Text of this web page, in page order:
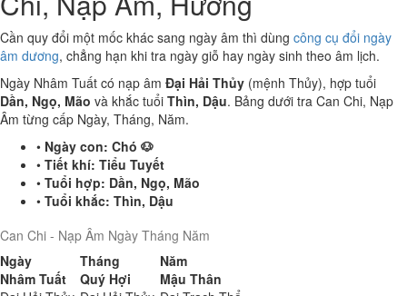
Cần quy đổi một mốc khác sang ngày âm thì dùng công cụ đổi ngày
âm dương, chẳng hạn khi tra ngày giỗ hay ngày sinh theo âm lịch.
Ngày Nhâm Tuất có nạp âm Đại Hải Thủy (mệnh Thủy), hợp tuổi
Dần, Ngọ, Mão và khắc tuổi Thìn, Dậu. Bảng dưới tra Can Chi, Nạp
Âm từng cấp Ngày, Tháng, Năm.
• Ngày con: Chó 🐶
• Tiết khí: Tiểu Tuyết
• Tuổi hợp: Dần, Ngọ, Mão
• Tuổi khắc: Thìn, Dậu
Can Chi - Nạp Âm Ngày Tháng Năm
Ngày
Tháng
Năm
Nhâm Tuất
Quý Hợi
Mậu Thân